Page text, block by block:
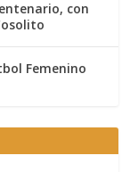
con
Femenino